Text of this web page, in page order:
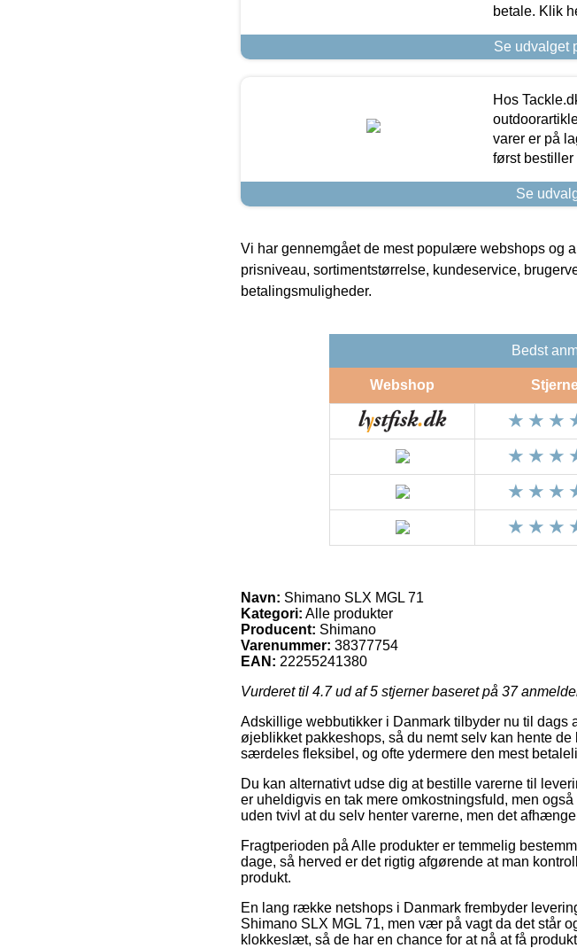
betale. Klik
Se udvalget
Hos
varer er på
først bestiller
Se
Vi har gennemgået de mest populære webshops og
prisniveau, sortimentstørrelse, kundeservice,
betalingsmuligheder.
Bedst
Webshop
Navn: Shimano SLX MGL 71
Kategori: Alle produkter
Producent: Shimano
Varenummer: 38377754
EAN: 22255241380
Vurderet til 4.7ud af 5 stjerner baseret på 37
Adskillige webbutikker i Danmark tilbyder nu til dags
øjeblikket pakkeshops, så du nemt selv kan hente
særdeles fleksibel, og ofte ydermere den mest
Du kan alternativt udse dig at bestille varerne til
er uheldigvis en tak mere omkostningsfuld, men
uden tvivl at du selv henter varerne, men det
Fragtperioden på Alle produkter er temmelig
dage, så herved er det rigtig afgørende at man
produkt.
En lang række netshops i Danmark frembyder
Shimano SLX MGL 71, men vær på vagt da det står
klokkeslæt, så de har en chance for at nå at få